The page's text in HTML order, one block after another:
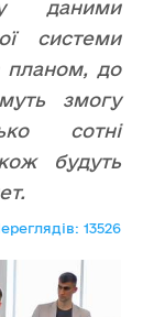
даними
системи
планом, до
змогу
сотні
будуть
13526